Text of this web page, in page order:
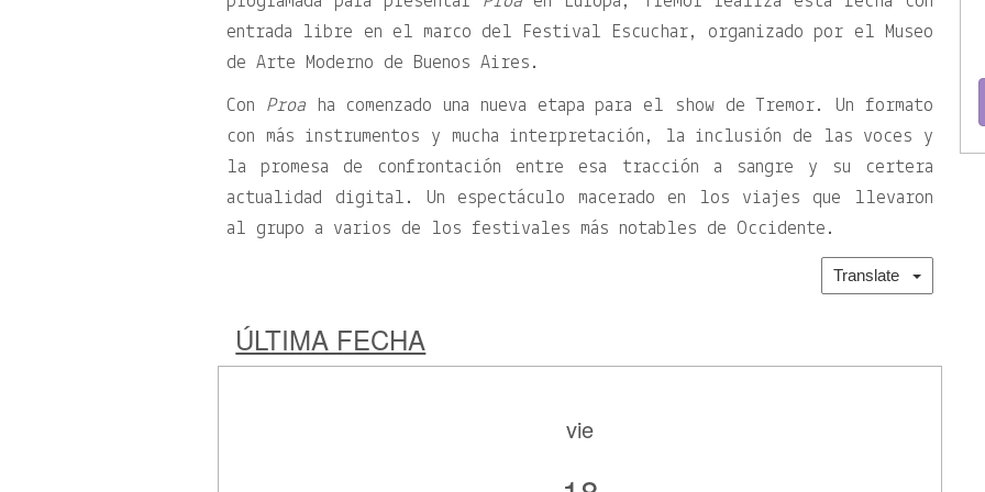
entrada libre en el marco del Festival Escuchar, organizado por el Museo
de Arte Moderno de Buenos Aires.
Con Proa ha comenzado una nueva etapa para el show de Tremor. Un formato
con más instrumentos y mucha interpretación, la inclusión de las voces y
la promesa de confrontación entre esa tracción a sangre y su certera
actualidad digital. Un espectáculo macerado en los viajes que llevaron
al grupo a varios de los festivales más notables de Occidente.
Translate
ÚLTIMA FECHA
vie